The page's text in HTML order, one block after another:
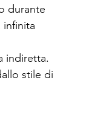
durante
infinita
indiretta.
stile di